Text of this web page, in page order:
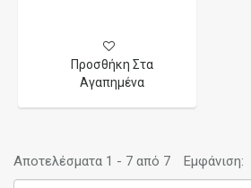
Προσθήκη Στα
Αγαπημένα
Αποτελέσματα 1 - 7 από 7 Εμφάνιση: